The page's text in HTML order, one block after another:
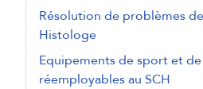
Résolution de problèmes
Histologe
Equipements de sport et
réemployables au SCH